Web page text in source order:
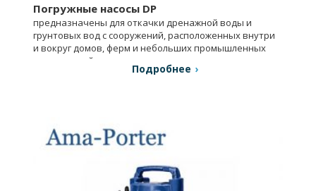
Погружные насосы DP
предназначены для откачки дренажной воды и
грунтовых вод с сооружений, расположенных внутри
и вокруг домов, ферм и небольших промышленных
предприятий.
Подробнее